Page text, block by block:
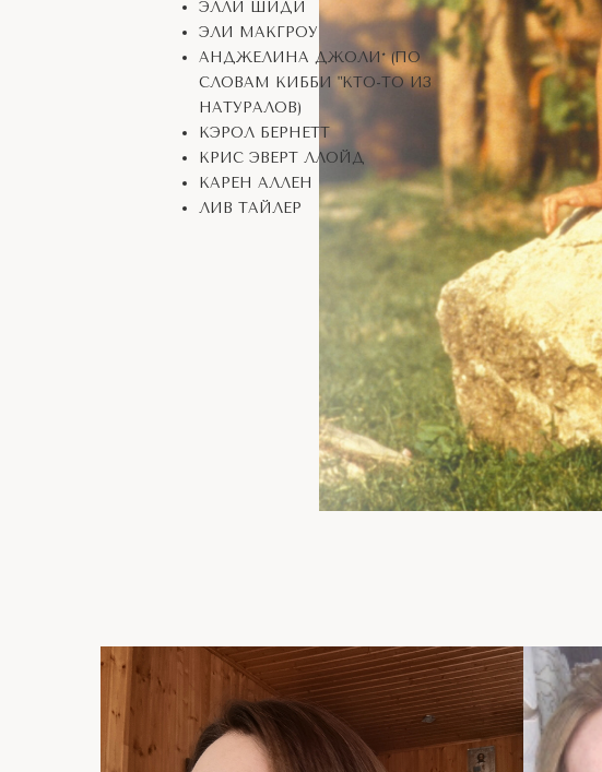
ЭЛЛИ ШИДИ
ЭЛИ МАКГРОУ
АНДЖЕЛИНА ДЖОЛИ* (ПО
СЛОВАМ КИББИ "КТО-ТО ИЗ
НАТУРАЛОВ)
КЭРОЛ БЕРНЕТТ
КРИС ЭВЕРТ ЛЛОЙД
КАРЕН АЛЛЕН
ЛИВ ТАЙЛЕР